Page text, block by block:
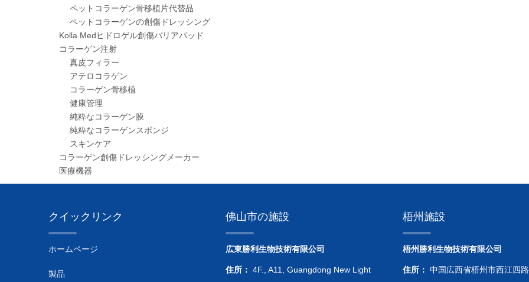
ペットコラーゲン骨移植片代替品
ペットコラーゲンの創傷ドレッシング
Kolla Medヒドロゲル創傷バリアパッド
コラーゲン注射
真皮フィラー
アテロコラゲン
コラーゲン骨移植
健康管理
純粋なコラーゲン膜
純粋なコラーゲンスポンジ
スキンケア
コラーゲン創傷ドレッシングメーカー
医療機器
クイックリンク
ホームページ
製品
佛山市の施設
広東勝利生物技術有限公司
住所： 4F., A11, Guangdong New Light
梧州施設
梧州勝利生物技術有限公司
住所： 中国広西省梧州市西江四